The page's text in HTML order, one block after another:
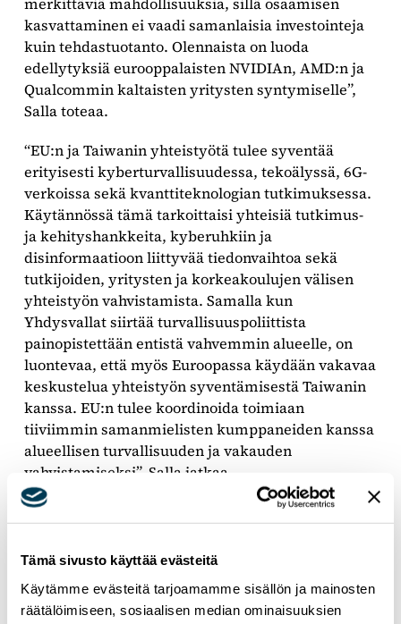
Tämä sivusto käyttää evästeitä
Käytämme evästeitä tarjoamamme sisällön ja mainosten
räätälöimiseen, sosiaalisen median ominaisuuksien
merkittäviä mahdollisuuksia, sillä osaamisen
kasvattaminen ei vaadi samanlaisia investointeja
kuin tehdastuotanto. Olennaista on luoda
edellytyksiä eurooppalaisten NVIDIAn, AMD:n ja
Qualcommin kaltaisten yritysten syntymiselle”,
Salla toteaa.
“EU:n ja Taiwanin yhteistyötä tulee syventää
erityisesti kyberturvallisuudessa, tekoälyssä, 6G-
verkoissa sekä kvanttiteknologian tutkimuksessa.
Käytännössä tämä tarkoittaisi yhteisiä tutkimus-
ja kehityshankkeita, kyberuhkiin ja
disinformaatioon liittyvää tiedonvaihtoa sekä
tutkijoiden, yritysten ja korkeakoulujen välisen
yhteistyön vahvistamista. Samalla kun
Yhdysvallat siirtää turvallisuuspoliittista
painopistettään entistä vahvemmin alueelle, on
luontevaa, että myös Euroopassa käydään vakavaa
keskustelua yhteistyön syventämisestä Taiwanin
kanssa. EU:n tulee koordinoida toimiaan
tiiviimmin samanmielisten kumppaneiden kanssa
alueellisen turvallisuuden ja vakauden
vahvistamiseksi”, Salla jatkaa.
“Mikäli EU haluaa edistää arvopohjaista
vahvistaa omaa kilpailukykyään ja rakentaa
mukaista syventää yhteistyötä Taiwanin kanssa”,
Salla päättää.